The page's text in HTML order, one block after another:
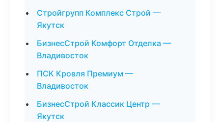
Стройгрупп Комплекс Строй —
Якутск
БизнесСтрой Комфорт Отделка —
Владивосток
ПСК Кровля Премиум —
Владивосток
БизнесСтрой Классик Центр —
Якутск